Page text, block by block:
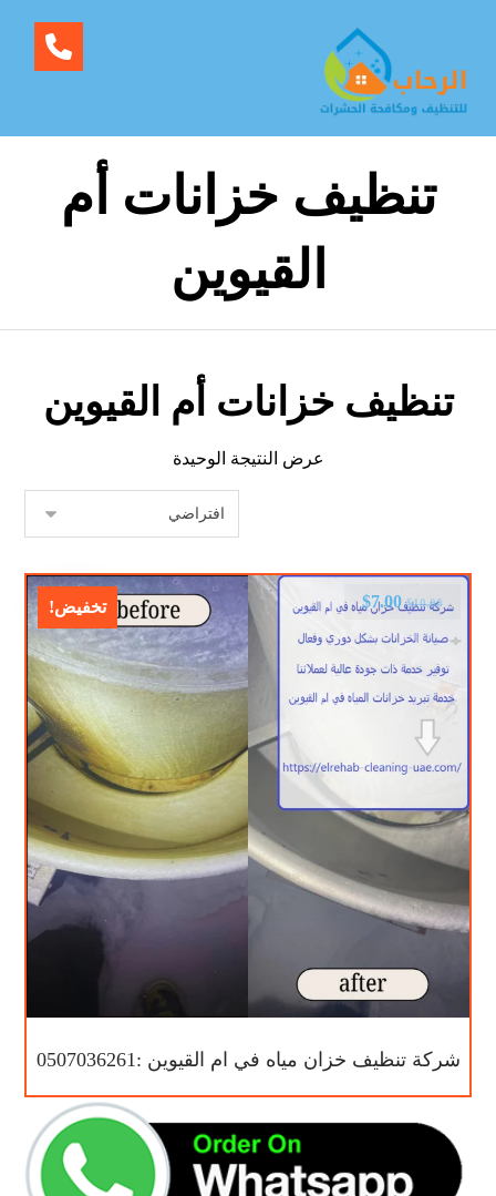
تنظيف خزانات أم
القيوين
تنظيف خزانات أم القيوين
عرض النتيجة الوحيدة
تخفيض!
شركة تنظيف خزان مياه في ام القيوين :0507036261
$10.00
$7.00